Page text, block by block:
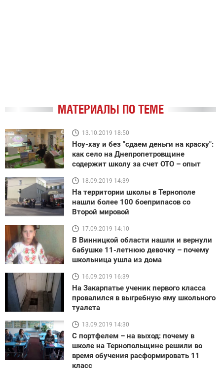
МАТЕРИАЛЫ ПО ТЕМЕ
13.10.2019 18:50
Ноу-хау и без "сдаем деньги на краску":
как село на Днепропетровщине
содержит школу за счет ОТО – опыт
18.09.2019 14:39
На территории школы в Тернополе
нашли более 100 боеприпасов со
Второй мировой
17.09.2019 14:10
В Винницкой области нашли и вернули
бабушке 11-летнюю девочку – почему
школьница ушла из дома
16.09.2019 16:39
На Закарпатье ученик первого класса
провалился в выгребную яму школьного
туалета
13.09.2019 14:30
С портфелем – на выход: почему в
школе на Тернопольщине решили во
время обучения расформировать 11
класс